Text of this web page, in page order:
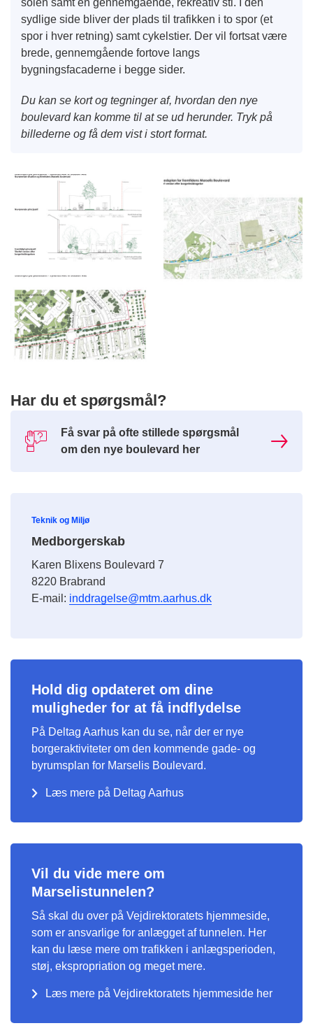
solen samt en gennemgående, rekreativ sti. I den
sydlige side bliver der plads til trafikken i to spor (et
spor i hver retning) samt cykelstier. Der vil fortsat være
brede, gennemgående fortove langs
bygningsfacaderne i begge sider.
Du kan se kort og tegninger af, hvordan den nye
boulevard kan komme til at se ud herunder. Tryk på
billederne og få dem vist i stort format.
Har du et spørgsmål?
Få svar på ofte stillede spørgsmål
om den nye boulevard her
Teknik og Miljø
Medborgerskab
Karen Blixens Boulevard 7
8220 Brabrand
E-mail: inddragelse@mtm.aarhus.dk
Hold dig opdateret om dine
muligheder for at få indflydelse
På Deltag Aarhus kan du se, når der er nye
borgeraktiviteter om den kommende gade- og
byrumsplan for Marselis Boulevard.
Læs mere på Deltag Aarhus
Vil du vide mere om
Marselistunnelen?
Så skal du over på Vejdirektoratets hjemmeside,
som er ansvarlige for anlægget af tunnelen. Her
kan du læse mere om trafikken i anlægsperioden,
støj, ekspropriation og meget mere.
Læs mere på Vejdirektoratets hjemmeside her